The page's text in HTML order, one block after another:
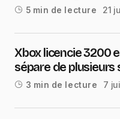
5 min de lecture 21
Xbox licencie 3200
sépare de plusieurs
3 min de lecture 7